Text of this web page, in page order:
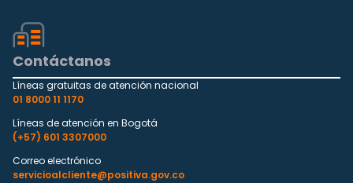
Contáctanos
Líneas gratuitas de atención nacional
01 8000 11 1170
Líneas de atención en Bogotá
(+57) 601 3307000
Correo electrónico
servicioalcliente@positiva.gov.co